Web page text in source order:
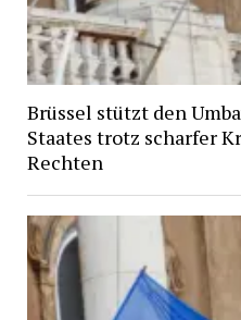
Brüssel stützt den
Staates trotz scharfer
Rechten